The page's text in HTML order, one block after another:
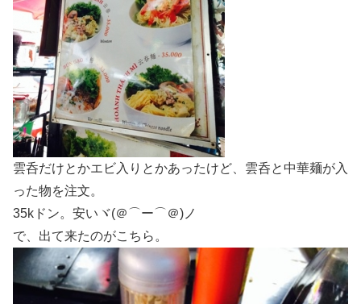
雲呑だけとかエビ入りとかあったけど、雲呑と中華麺が入
った物を注文。
35kドン。安いヾ(＠⌒ー⌒＠)ノ
で、出て来たのがこちら。